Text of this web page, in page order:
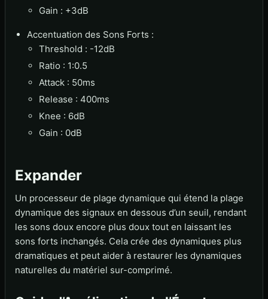
Gain : +3dB
Accentuation des Sons Forts :
Threshold : -12dB
Ratio : 1:0.5
Attack : 50ms
Release : 400ms
Knee : 6dB
Gain : 0dB
Expander
Un processeur de plage dynamique qui étend la plage
dynamique des signaux en dessous d’un seuil, rendant
les sons doux encore plus doux tout en laissant les
sons forts inchangés. Cela crée des dynamiques plus
dramatiques et peut aider à restaurer les dynamiques
naturelles du matériel sur-comprimé.